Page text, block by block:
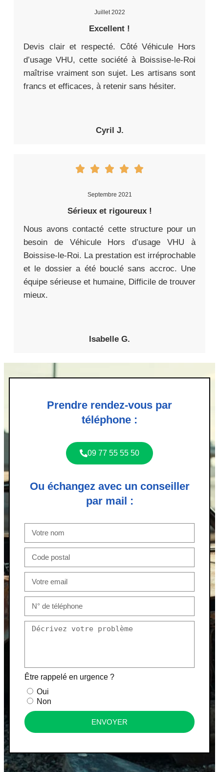
Juillet 2022
Excellent !
Devis clair et respecté. Côté Véhicule Hors
d’usage VHU, cette société à Boissise-le-Roi
maîtrise vraiment son sujet. Les artisans sont
francs et efficaces, à retenir sans hésiter.
Cyril J.
Septembre 2021
Sérieux et rigoureux !
Nous avons contacté cette structure pour un
besoin de Véhicule Hors d’usage VHU à
Boissise-le-Roi. La prestation est irréprochable
et le dossier a été bouclé sans accroc. Une
équipe sérieuse et humaine, Difficile de trouver
mieux.
Isabelle G.
Prendre rendez-vous par
téléphone :
09 77 55 55 50
Ou échangez avec un conseiller
par mail :
Être rappelé en urgence ?
Oui
Non
ENVOYER